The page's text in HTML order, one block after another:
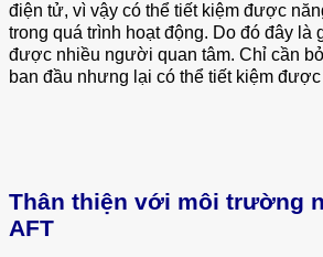
điện tử, vì vậy có thể tiết kiệm được
trong quá trình hoạt động. Do đó đây là
được nhiều người quan tâm. Chỉ cần
ban đầu nhưng lại có thể tiết kiệm
Thân thiện với môi trường
AFT